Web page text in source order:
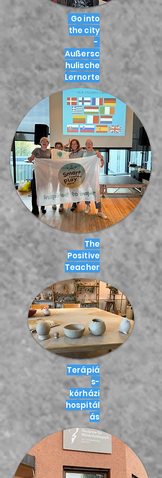
Go into
the city
-
Außersc
hulische
Lernorte
The
Positive
Teacher
Terápiá
s-
kórházi
hospitál
ás